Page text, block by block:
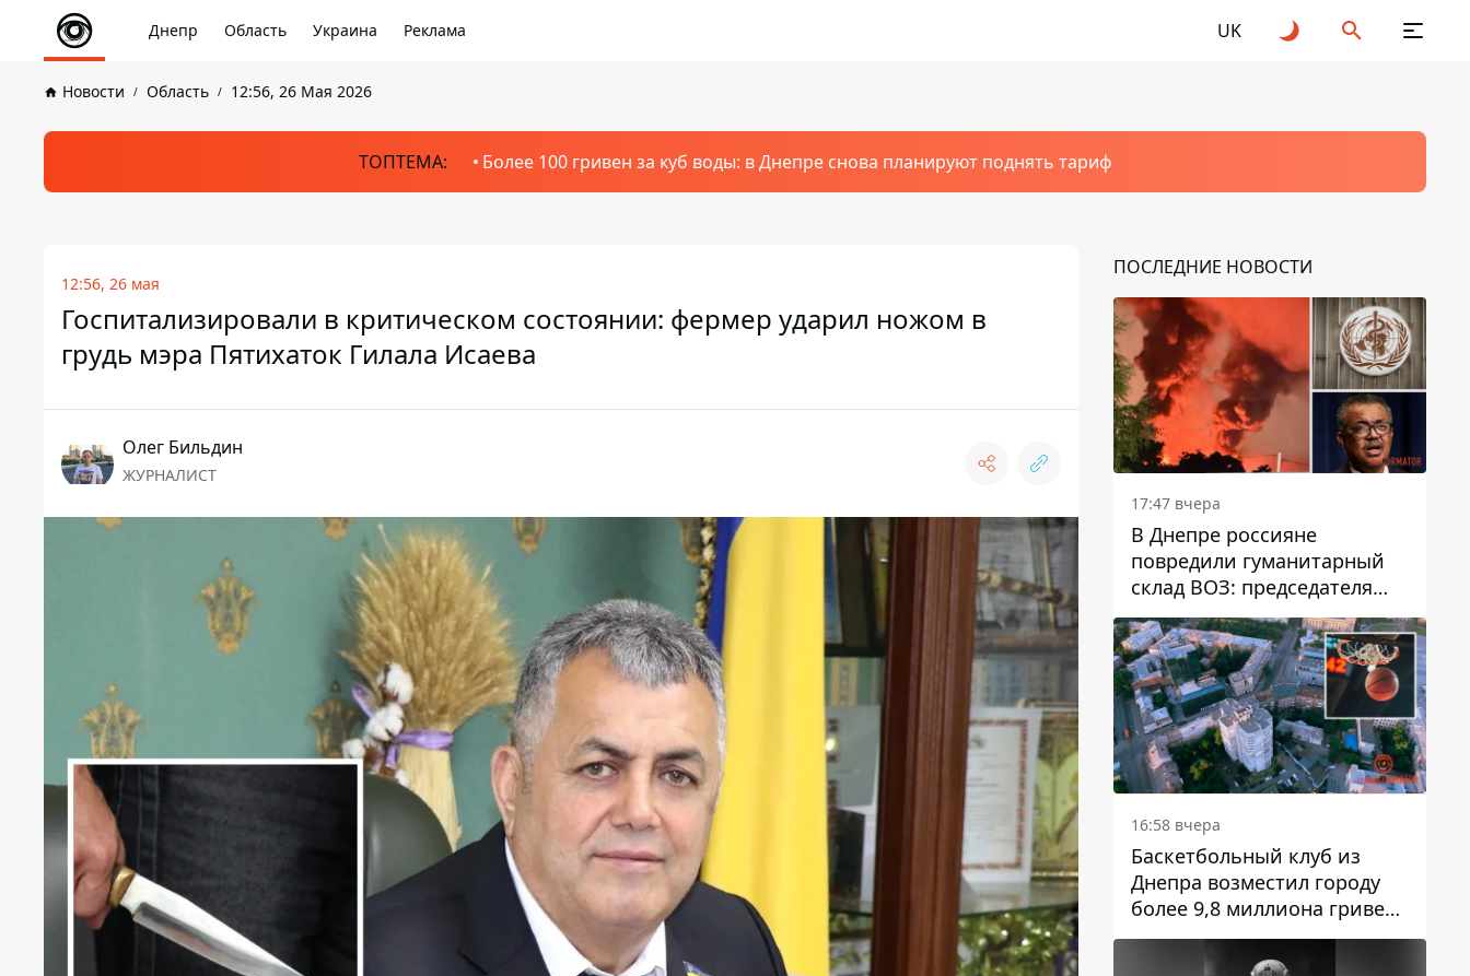
Днепр Область Украина Реклама UK
Новости Область 12:56, 26 Мая 2026
ТОПТЕМА: Более 100 гривен за куб воды: в Днепре снова планируют поднять тариф
12:56, 26 мая
Госпитализировали в критическом состоянии: фермер ударил ножом в
грудь мэра Пятихаток Гилала Исаева
Олег Бильдин
ЖУРНАЛИСТ
ПОСЛЕДНИЕ НОВОСТИ
17:47 вчера
В Днепре россияне
повредили гуманитарный
склад ВОЗ: председателя
организации критикуют за
"неоднозначное"
сообщение
16:58 вчера
Баскетбольный клуб из
Днепра возместил городу
более 9,8 миллиона гривен
долга